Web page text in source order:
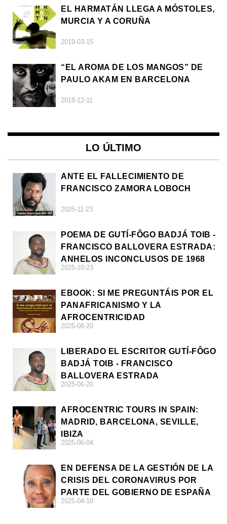
EL HARMATÁN LLEGA A MÓSTOLES,
MURCIA Y A CORUÑA
2019-03-15
“EL AROMA DE LOS MANGOS” DE
PAULO AKAM EN BARCELONA
2018-12-11
LO ÚLTIMO
ANTE EL FALLECIMIENTO DE
FRANCISCO ZAMORA LOBOCH
2025-11-23
POEMA DE GUTÍ-FÔGO BADJÁ TOIB -
FRANCISCO BALLOVERA ESTRADA:
ANHELOS INCONCLUSOS DE 1968
2025-10-23
EBOOK: SI ME PREGUNTÁIS POR EL
PANAFRICANISMO Y LA
AFROCENTRICIDAD
2025-08-20
LIBERADO EL ESCRITOR GUTÍ-FÔGO
BADJÁ TOIB - FRANCISCO
BALLOVERA ESTRADA
2025-06-20
AFROCENTRIC TOURS IN SPAIN:
MADRID, BARCELONA, SEVILLE,
IBIZA
2025-06-04
EN DEFENSA DE LA GESTIÓN DE LA
CRISIS DEL CORONAVIRUS POR
PARTE DEL GOBIERNO DE ESPAÑA
2025-04-10